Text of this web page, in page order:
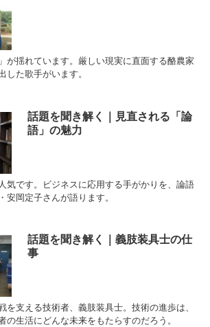
が揺れています。厳しい現実に直面する酪農家
した歌手がいます。
話題を聞き解く｜見直される「論
語」の魅力
気です。ビジネスに応用する手がかりを、論語
安岡定子さんが語ります。
話題を聞き解く｜義肢装具士の仕
事
を支える技術者、義肢装具士。技術の進歩は、
の生活にどんな未来をもたらすのだろう。